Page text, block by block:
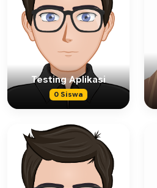
Testing Aplikasi
0 Siswa